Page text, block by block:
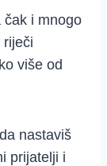
čak i mnogo
riječi
više od
nastaviš
prijatelji i